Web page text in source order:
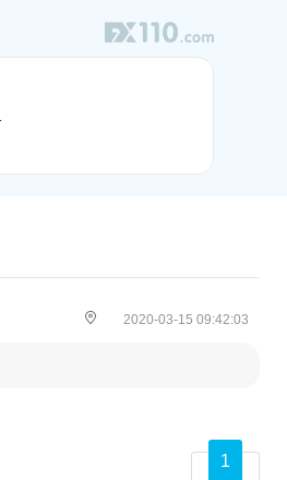
2020-03-15 09:42:03
1